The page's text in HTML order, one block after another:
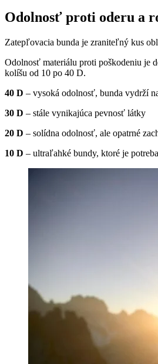
Odolnosť proti oderu a
Zatepľovacia bunda je zraniteľný kus
Odolnosť materiálu proti poškodeniu je
kolíšu od 10 po 40 D.
40 D – vysoká odolnosť, bunda vydrží
30 D – stále vynikajúca pevnosť látky
20 D – solídna odolnosť, ale opatrné
10 D – ultraľahké bundy, ktoré je